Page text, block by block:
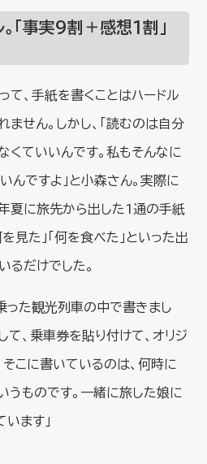
「事実9割＋感想1割」
て、手紙を書くことはハードル
せん。しかし、「読むのは自分
くていいんです。私もそんなに
んですよ」と小森さん。実際に
夏に旅先から出した1通の手紙
を見た」「何を食べた」といった出
るだけでした。
った観光列車の中で書きまし
て、乗車券を貼り付けて、オリジ
そこに書いているのは、何時に
うものです。一緒に旅した娘に
ます」